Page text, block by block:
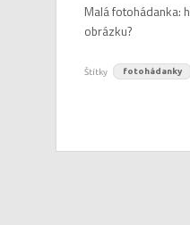
Malá fotohádanka:
obrázku?
Štítky fotohádanky